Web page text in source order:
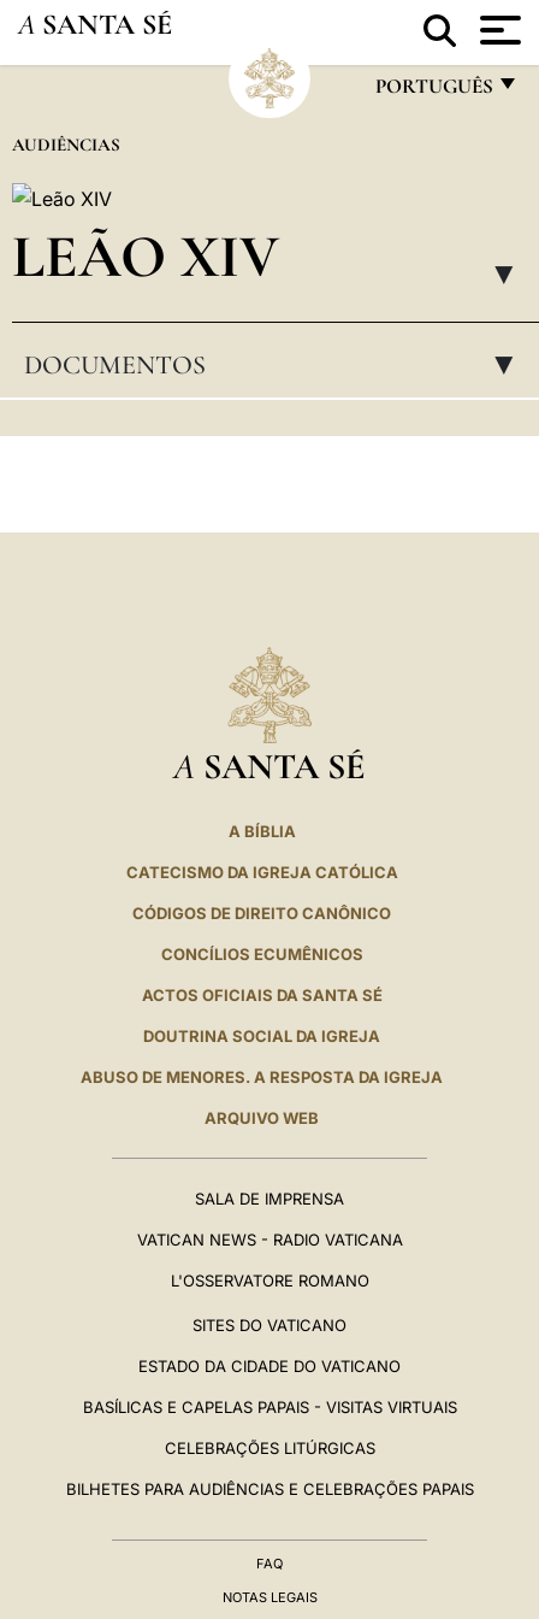
A SANTA SÉ
PORTUGUÊS
ESPAÑOL
AUDIÊNCIAS
LEÃO XIV ▸
DOCUMENTOS ▸
A SANTA SÉ
A BÍBLIA
CATECISMO DA IGREJA CATÓLICA
CÓDIGOS DE DIREITO CANÔNICO
CONCÍLIOS ECUMÊNICOS
ACTOS OFICIAIS DA SANTA SÉ
DOUTRINA SOCIAL DA IGREJA
ABUSO DE MENORES. A RESPOSTA DA IGREJA
ARQUIVO WEB
SALA DE IMPRENSA
VATICAN NEWS - RADIO VATICANA
L'OSSERVATORE ROMANO
SITES DO VATICANO
ESTADO DA CIDADE DO VATICANO
BASÍLICAS E CAPELAS PAPAIS - VISITAS VIRTUAIS
CELEBRAÇÕES LITÚRGICAS
BILHETES PARA AUDIÊNCIAS E CELEBRAÇÕES PAPAIS
FAQ
NOTAS LEGAIS